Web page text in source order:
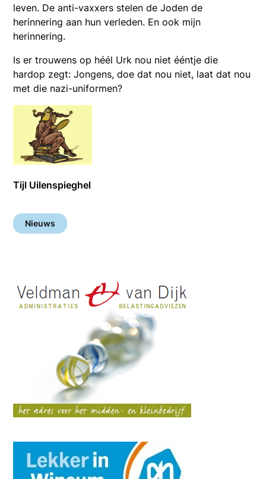
leven. De anti-vaxxers stelen de Joden de
herinnering aan hun verleden. En ook mijn
herinnering.
Is er trouwens op héél Urk nou niet ééntje die
hardop zegt: Jongens, doe dat nou niet, laat dat nou
met die nazi-uniformen?
Tijl Uilenspieghel
Nieuws